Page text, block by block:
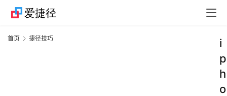
首页 捷径技巧
i
p
h
o